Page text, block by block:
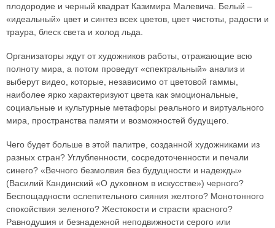
плодородие и черный квадрат Казимира Малевича. Белый –
«идеальный» цвет и синтез всех цветов, цвет чистоты, радости и
траура, блеск света и холод льда.
Организаторы ждут от художников работы, отражающие всю
полноту мира, а потом проведут «спектральный» анализ и
выберут видео, которые, независимо от цветовой гаммы,
наиболее ярко характеризуют цвета как эмоциональные,
социальные и культурные метафоры реального и виртуального
мира, пространства памяти и возможностей будущего.
Чего будет больше в этой палитре, созданной художниками из
разных стран? Углубленности, сосредоточенности и печали
синего? «Вечного безмолвия без будущности и надежды»
(Василий Кандинский «О духовном в искусстве») черного?
Беспощадности ослепительного сияния желтого? Монотонного
спокойствия зеленого? Жестокости и страсти красного?
Равнодушия и безнадежной неподвижности серого или